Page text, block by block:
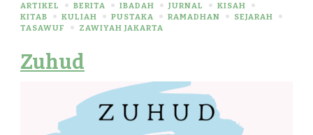
ARTIKEL
BERITA IBADAH JURNAL
KISAH
KITAB
KULIAH PUSTAKA RAMADHAN
SEJARAH
TASAWUF
ZAWIYAH JAKARTA
Zuhud